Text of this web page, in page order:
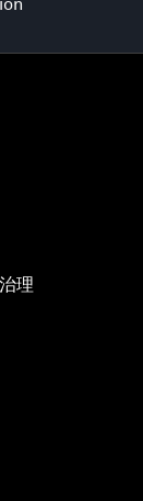
理